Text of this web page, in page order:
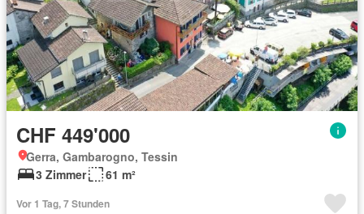
CHF 449'000
Gerra, Gambarogno, Tessin
3 Zimmer
61 m²
Vor 1 Tag, 7 Stunden